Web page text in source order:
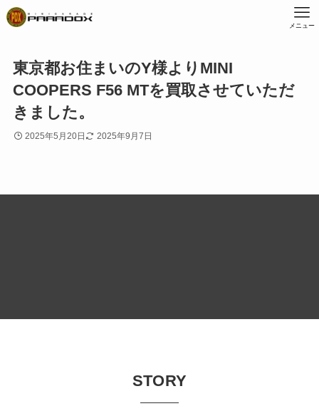
メニュー
東京都お住まいのY様よりMINI
COOPERS F56 MTを買取させていただ
きました。
2025年5月20日 2025年9月7日
STORY